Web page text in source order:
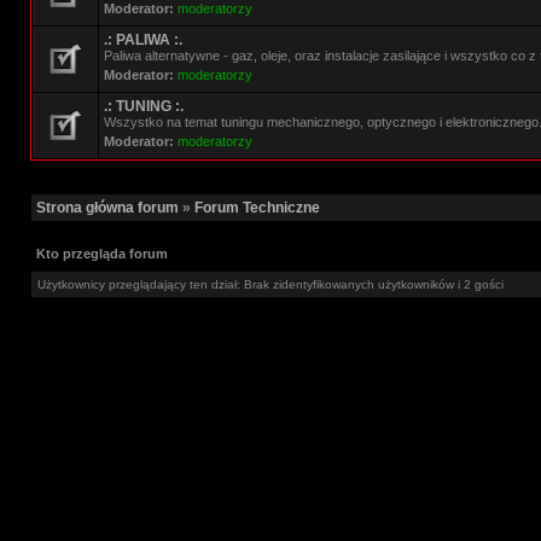
Moderator: moderatorzy
.: PALIWA :.
Paliwa alternatywne - gaz, oleje, oraz instalacje zasilające i wszystko co z
Moderator: moderatorzy
.: TUNING :.
Wszystko na temat tuningu mechanicznego, optycznego i elektronicznego.
Moderator: moderatorzy
Strona główna forum » Forum Techniczne
Kto przegląda forum
Użytkownicy przeglądający ten dział: Brak zidentyfikowanych użytkowników i 2 gości